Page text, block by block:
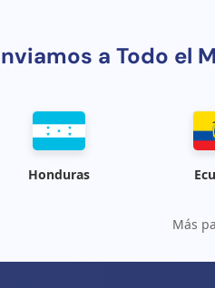
a Todo el
Honduras
Más